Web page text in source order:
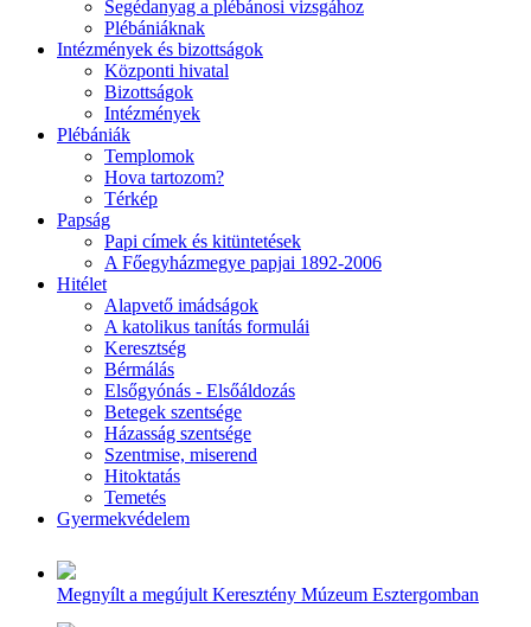
Segédanyag a plébánosi vizsgához
Plébániáknak
Intézmények és bizottságok
Központi hivatal
Bizottságok
Intézmények
Plébániák
Templomok
Hova tartozom?
Térkép
Papság
Papi címek és kitüntetések
A Főegyházmegye papjai 1892-2006
Hitélet
Alapvető imádságok
A katolikus tanítás formulái
Keresztség
Bérmálás
Elsőgyónás - Elsőáldozás
Betegek szentsége
Házasság szentsége
Szentmise, miserend
Hitoktatás
Temetés
Gyermekvédelem
Megnyílt a megújult Keresztény Múzeum Esztergomban